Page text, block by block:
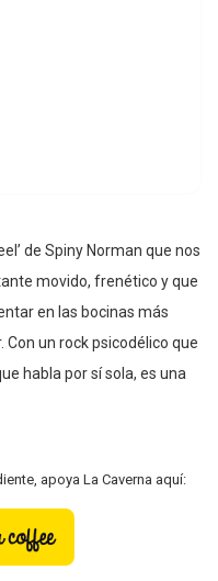
de Spiny Norman que nos
movido, frenético y que
en las bocinas más
un rock psicodélico que
habla por sí sola, es una
apoya La Caverna aquí: